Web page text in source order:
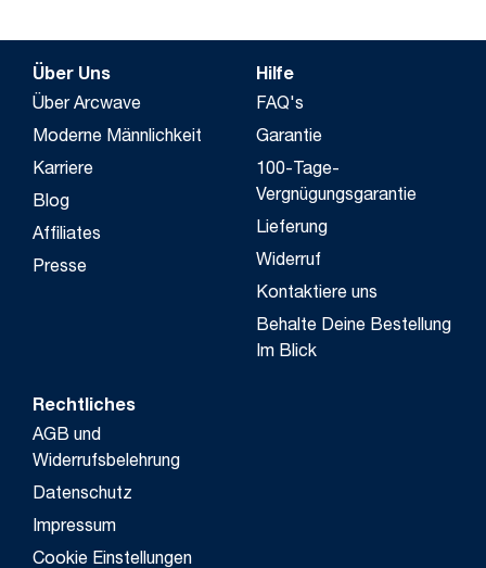
Über Uns
Über Arcwave
Moderne Männlichkeit
Karriere
Blog
Affiliates
Presse
Hilfe
FAQ's
Garantie
100-Tage-
Vergnügungsgarantie
Lieferung
Widerruf
Kontaktiere uns
Behalte Deine Bestellung
Im Blick
Rechtliches
AGB und
Widerrufsbelehrung
Datenschutz
Impressum
Cookie Einstellungen